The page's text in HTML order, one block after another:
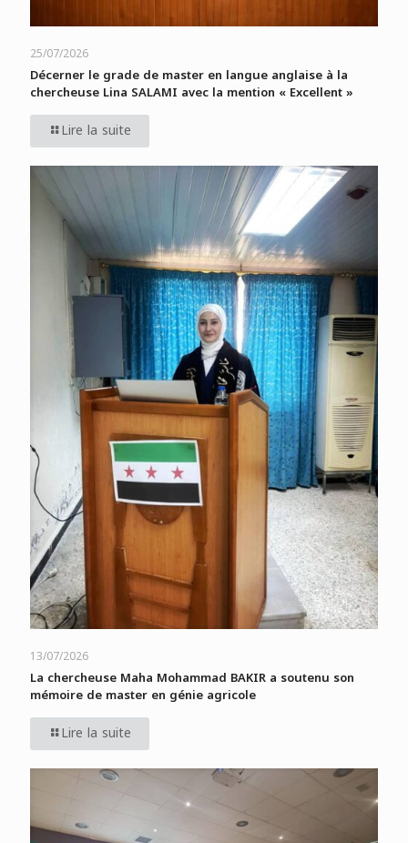
25/07/2026
Décerner le grade de master en langue anglaise à la
chercheuse Lina SALAMI avec la mention « Excellent »
Lire la suite
13/07/2026
La chercheuse Maha Mohammad BAKIR a soutenu son
mémoire de master en génie agricole
Lire la suite